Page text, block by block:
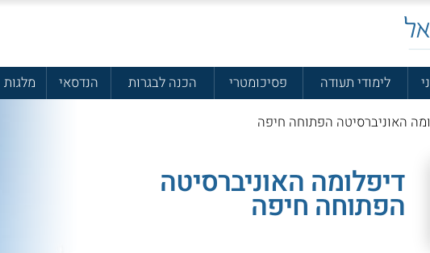
לימודי תעודה פסיכומטרי הכנה לבגרות הנדסאי מלגות
האוניברסיטה הפתוחה חיפה
דיפלומה האוניברסיטה
הפתוחה חיפה